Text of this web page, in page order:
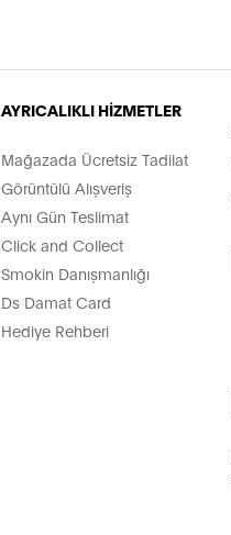
AYRICALIKLI HİZMETLER
Mağazada Ücretsiz Tadilat
Görüntülü Alışveriş
Aynı Gün Teslimat
Click and Collect
Smokin Danışmanlığı
Ds Damat Card
Hediye Rehberi